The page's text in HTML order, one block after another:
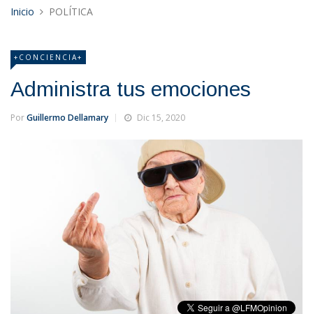
Inicio POLÍTICA
+CONCIENCIA+
Administra tus emociones
PorGuillermo Dellamary Dic 15, 2020